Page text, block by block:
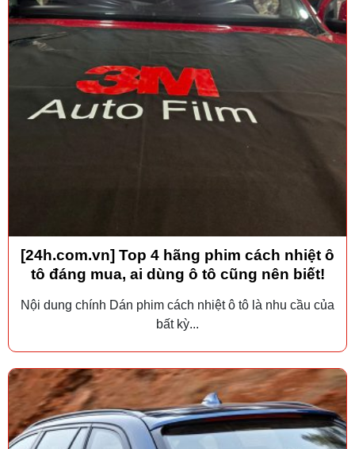
[24h.com.vn] Top 4 hãng phim cách nhiệt ô
tô đáng mua, ai dùng ô tô cũng nên biết!
Nội dung chính Dán phim cách nhiệt ô tô là nhu cầu của
bất kỳ...